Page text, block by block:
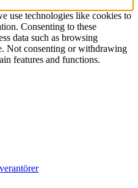
use technologies like cookies to
Consenting to these
data such as browsing
Not consenting or withdrawing
features and functions.